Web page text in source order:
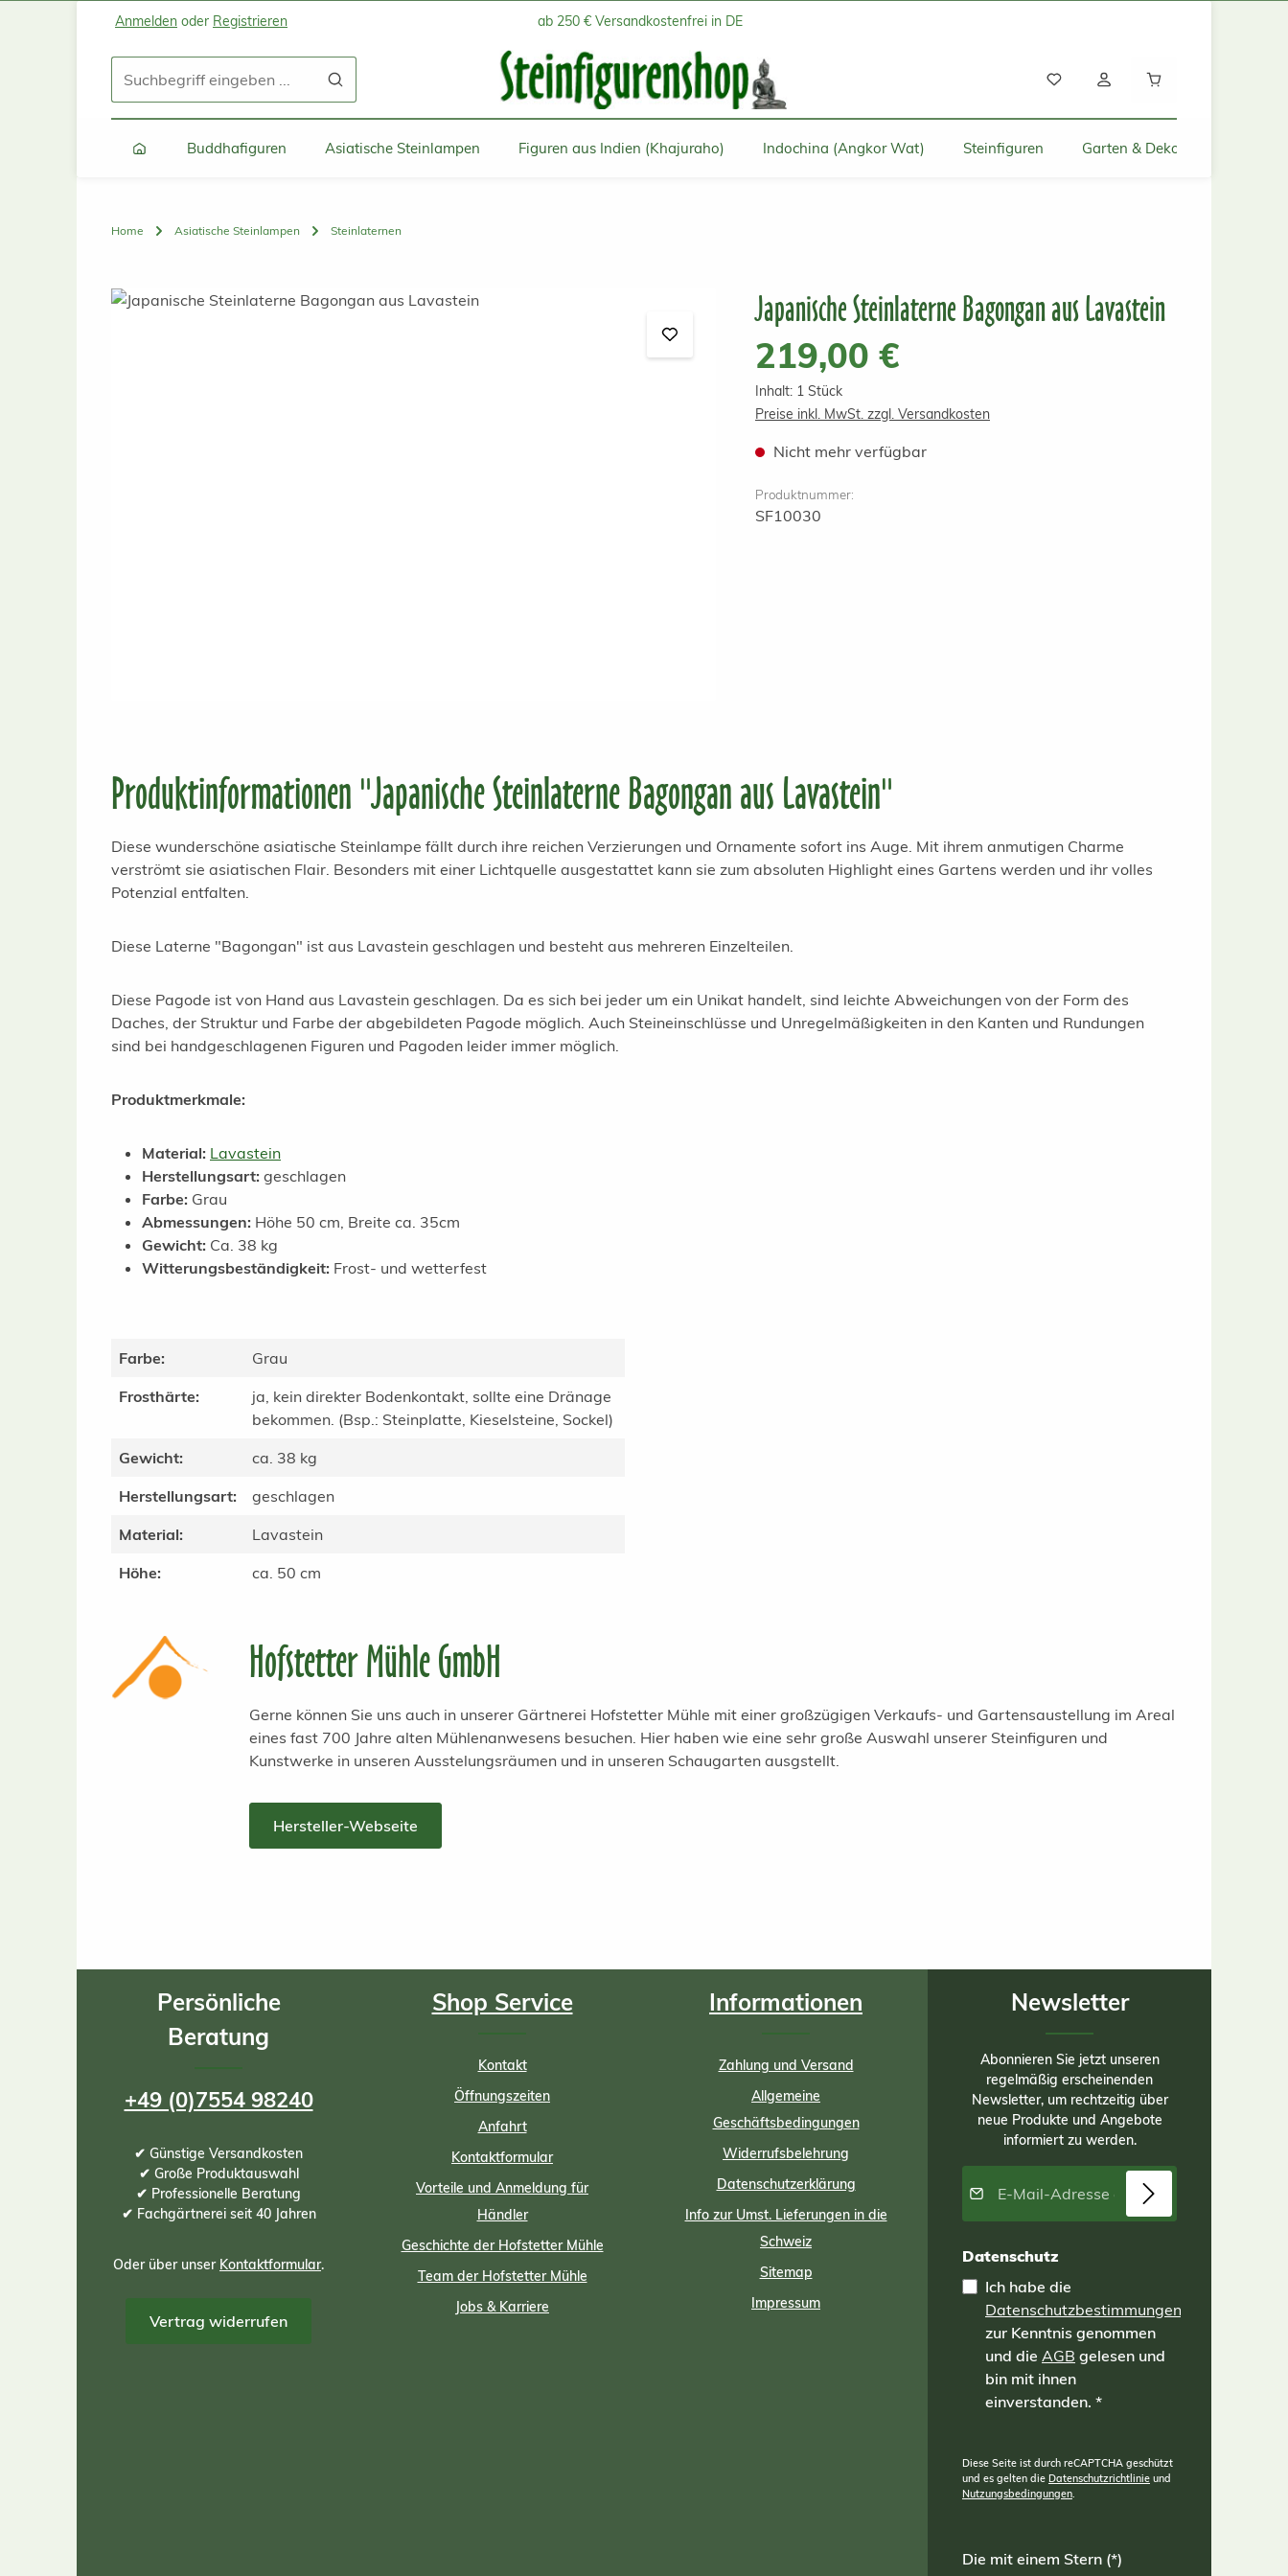
Zum Hauptinhalt springen
Zur Suche springen
Zur Hauptnavigation springen
Anmelden oder Registrieren ab 250 € Versandkostenfrei in DE
Buddhafiguren Asiatische Steinlampen Figuren aus Indien (Khajuraho) Indochina (Angkor Wat) Steinfiguren Garten & Deko für Zuhause
Home Asiatische Steinlampen Steinlaternen
Bildergalerie überspringen Japanische Steinlaterne Bagongan aus Lavastein
Regulärer Preis:
219,00 €
Inhalt: 1 Stück
Preise inkl. MwSt. zzgl. Versandkosten
Nicht mehr verfügbar
Produktnummer:
SF10030
Produktinformationen "Japanische Steinlaterne Bagongan aus Lavastein"
Diese wunderschöne asiatische Steinlampe fällt durch ihre reichen Verzierungen und Ornamente sofort ins Auge. Mit ihrem anmutigen Charme
verströmt sie asiatischen Flair. Besonders mit einer Lichtquelle ausgestattet kann sie zum absoluten Highlight eines Gartens werden und ihr volles
Potenzial entfalten.
Diese Laterne "Bagongan" ist aus Lavastein geschlagen und besteht aus mehreren Einzelteilen.
Diese Pagode ist von Hand aus Lavastein geschlagen. Da es sich bei jeder um ein Unikat handelt, sind leichte Abweichungen von der Form des
Daches, der Struktur und Farbe der abgebildeten Pagode möglich. Auch Steineinschlüsse und Unregelmäßigkeiten in den Kanten und Rundungen
sind bei handgeschlagenen Figuren und Pagoden leider immer möglich.
Produktmerkmale:
Material: Lavastein
Herstellungsart: geschlagen
Farbe: Grau
Abmessungen: Höhe 50 cm, Breite ca. 35cm
Gewicht: Ca. 38 kg
Witterungsbeständigkeit: Frost- und wetterfest
Farbe:
Grau
Frosthärte:
ja, kein direkter Bodenkontakt, sollte eine Dränage
bekommen. (Bsp.: Steinplatte, Kieselsteine, Sockel)
Gewicht:
ca. 38 kg
Herstellungsart:
geschlagen
Material:
Lavastein
Höhe:
ca. 50 cm
Hofstetter Mühle GmbH
Gerne können Sie uns auch in unserer Gärtnerei Hofstetter Mühle mit einer großzügigen Verkaufs- und Gartensaustellung im Areal
eines fast 700 Jahre alten Mühlenanwesens besuchen. Hier haben wie eine sehr große Auswahl unserer Steinfiguren und
Kunstwerke in unseren Ausstelungsräumen und in unseren Schaugarten ausgstellt.
Hersteller-Webseite
Persönliche
Beratung
+49 (0)7554 98240
✔ Günstige Versandkosten
✔ Große Produktauswahl
✔ Professionelle Beratung
✔ Fachgärtnerei seit 40 Jahren
Oder über unser Kontaktformular.
Vertrag widerrufen
Shop Service
Kontakt
Öffnungszeiten
Anfahrt
Kontaktformular
Vorteile und Anmeldung für
Händler
Geschichte der Hofstetter Mühle
Team der Hofstetter Mühle
Jobs & Karriere
Informationen
Zahlung und Versand
Allgemeine
Geschäftsbedingungen
Widerrufsbelehrung
Datenschutzerklärung
Info zur Umst. Lieferungen in die
Schweiz
Sitemap
Impressum
Newsletter
Abonnieren Sie jetzt unseren
regelmäßig erscheinenden
Newsletter, um rechtzeitig über
neue Produkte und Angebote
informiert zu werden.
E-Mail-Adresse*
Datenschutz
Ich habe die
Datenschutzbestimmungen
zur Kenntnis genommen
und die AGB gelesen und
bin mit ihnen
einverstanden. *
Diese Seite ist durch reCAPTCHA geschützt
und es gelten die Datenschutzrichtlinie und
Nutzungsbedingungen.
Die mit einem Stern (*)